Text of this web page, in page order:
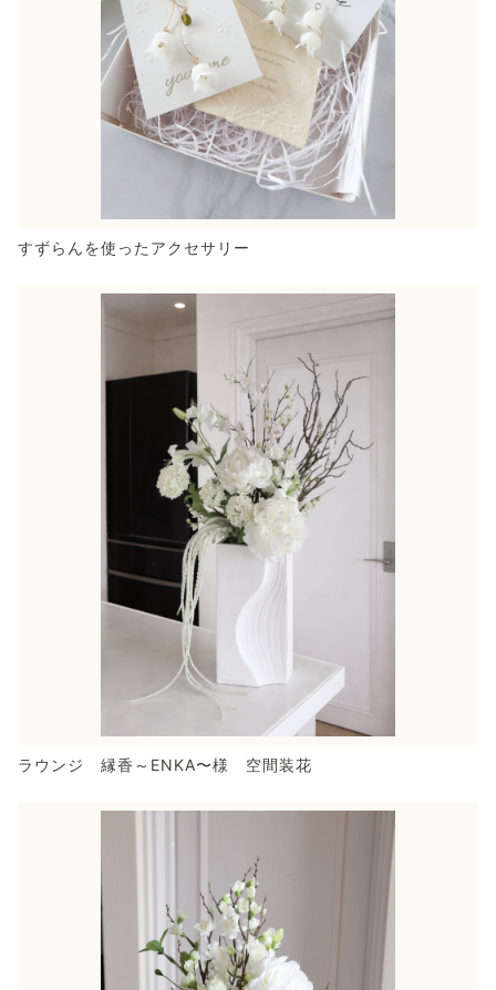
すずらんを使ったアクセサリー
ラウンジ 縁香～ENKA〜様 空間装花